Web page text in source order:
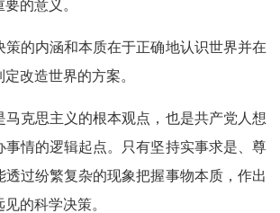
的意义。
的内涵和本质在于正确地认识世界并在
改造世界的方案。
克思主义的根本观点，也是共产党人想
事情的逻辑起点。只有坚持实事求是、尊
透过纷繁复杂的现象把握事物本质，作出
的科学决策。